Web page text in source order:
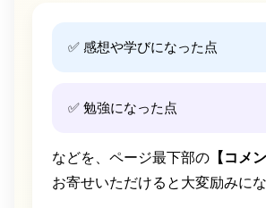
✅ 感想や学びになった点
✅ 勉強になった点
などを、ページ最下部の 【コメ
お寄せいただけると大変励みにな